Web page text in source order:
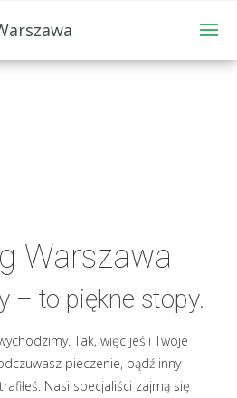
Warszawa
– to piękne stopy.
Tak, więc jeśli Twoje
pieczenie, bądź inny
Nasi specjaliści zajmą się